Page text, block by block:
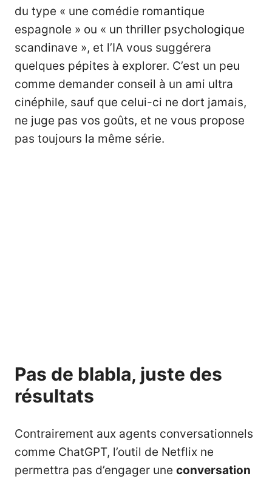
du type « une comédie romantique
espagnole » ou « un thriller psychologique
scandinave », et l’IA vous suggérera
quelques pépites à explorer. C’est un peu
comme demander conseil à un ami ultra
cinéphile, sauf que celui-ci ne dort jamais,
ne juge pas vos goûts, et ne vous propose
pas toujours la même série.
Pas de blabla, juste des
résultats
Contrairement aux agents conversationnels
comme ChatGPT, l’outil de Netflix ne
permettra pas d’engager une conversation